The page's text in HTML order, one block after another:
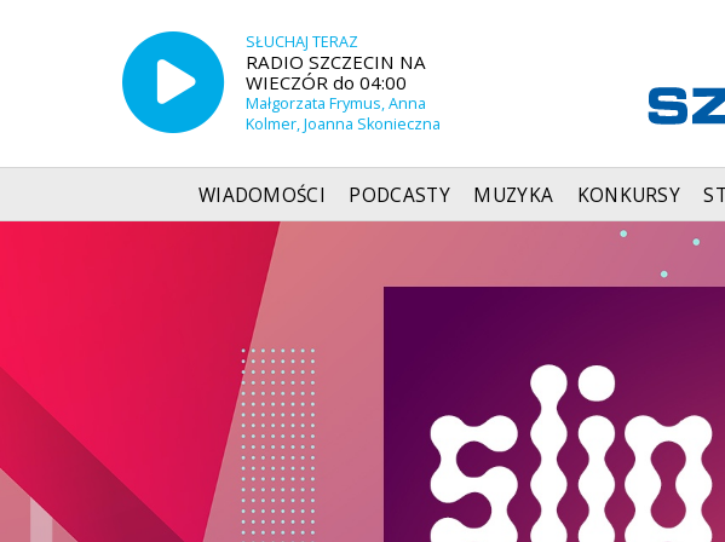
SŁUCHAJ TERAZ
RADIO SZCZECIN NA
WIECZÓR do 04:00
Małgorzata Frymus, Anna
Kolmer, Joanna Skonieczna
WIADOMOŚCI PODCASTY MUZYKA KONKURSY